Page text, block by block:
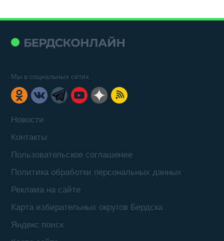
Новости
Контакты
Пользовательское соглашение
Политика обработки персональных данных
Реклама на сайте
Карта избирательных округов Бердска
Яндекс поиск
Мы в социальных сетях